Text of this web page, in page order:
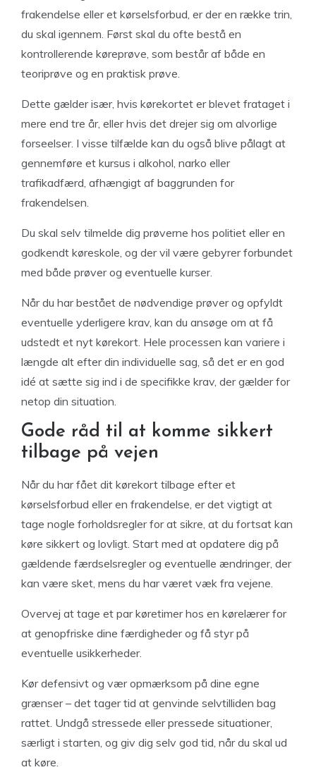
frakendelse eller et kørselsforbud, er der en række trin,
du skal igennem. Først skal du ofte bestå en
kontrollerende køreprøve, som består af både en
teoriprøve og en praktisk prøve.
Dette gælder især, hvis kørekortet er blevet frataget i
mere end tre år, eller hvis det drejer sig om alvorlige
forseelser. I visse tilfælde kan du også blive pålagt at
gennemføre et kursus i alkohol, narko eller
trafikadfærd, afhængigt af baggrunden for
frakendelsen.
Du skal selv tilmelde dig prøverne hos politiet eller en
godkendt køreskole, og der vil være gebyrer forbundet
med både prøver og eventuelle kurser.
Når du har bestået de nødvendige prøver og opfyldt
eventuelle yderligere krav, kan du ansøge om at få
udstedt et nyt kørekort. Hele processen kan variere i
længde alt efter din individuelle sag, så det er en god
idé at sætte sig ind i de specifikke krav, der gælder for
netop din situation.
Gode råd til at komme sikkert
tilbage på vejen
Når du har fået dit kørekort tilbage efter et
kørselsforbud eller en frakendelse, er det vigtigt at
tage nogle forholdsregler for at sikre, at du fortsat kan
køre sikkert og lovligt. Start med at opdatere dig på
gældende færdselsregler og eventuelle ændringer, der
kan være sket, mens du har været væk fra vejene.
Overvej at tage et par køretimer hos en kørelærer for
at genopfriske dine færdigheder og få styr på
eventuelle usikkerheder.
Kør defensivt og vær opmærksom på dine egne
grænser – det tager tid at genvinde selvtilliden bag
rattet. Undgå stressede eller pressede situationer,
særligt i starten, og giv dig selv god tid, når du skal ud
at køre.